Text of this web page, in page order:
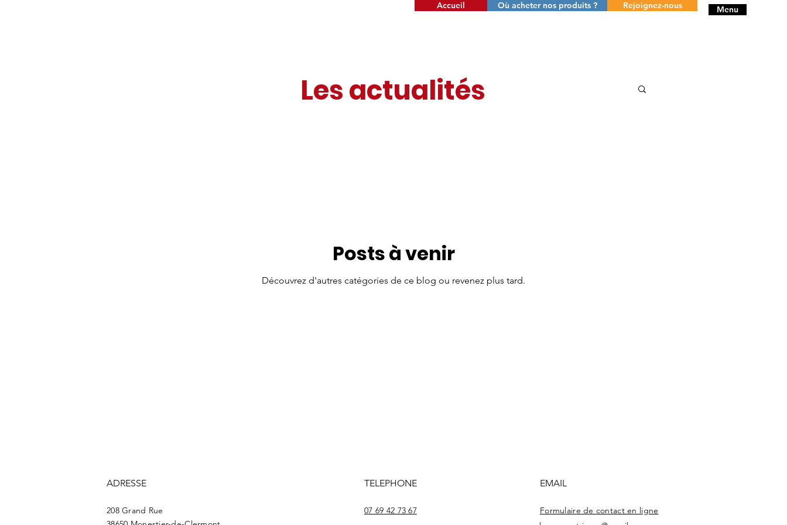
Accueil Menu
Où acheter nos produits ? Rejoignez-nous
Posts à venir
Découvrez d'autres catégories de ce blog ou revenez plus tard.
Les actualités
ADRESSE
208 Grand Rue
TELEPHONE
07 69 42 73 67
EMAIL
Formulaire de contact en ligne